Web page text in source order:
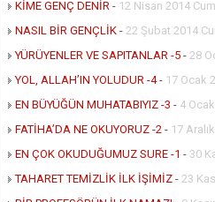
KİME GENÇ DENİR - 12 Nisan 2014
NASIL BİR GENÇLİK - 22 Şubat 2014
YÜRÜYENLER VE SAPITANLAR -5 - 28
YOL, ALLAH’IN YOLUDUR -4- 17 Ocak
EN BÜYÜĞÜN MUHATABIYIZ -3 - 4
FATİHA’DA NE OKUYORUZ -2 - 17
EN ÇOK OKUDUĞUMUZ SURE -1 - 30
TAHARET TEMİZLİK İLK İŞİMİZ - 23